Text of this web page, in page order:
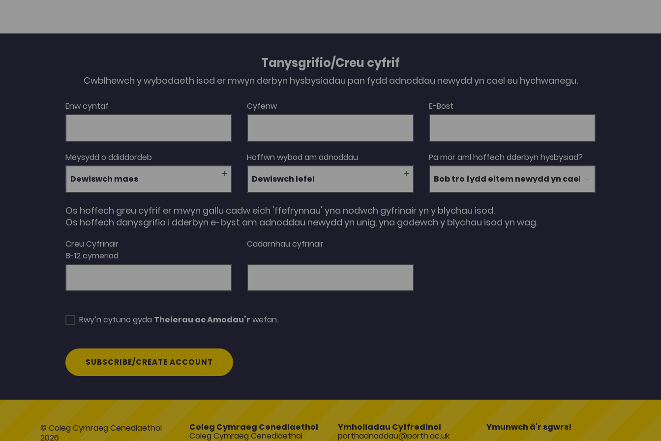
Tanysgrifio/Creu cyfrif
Cwblhewch y wybodaeth isod er mwyn derbyn hysbysiadau pan fydd adnoddau newydd yn cael eu hychwanegu.
Enw cyntaf Cyfenw E-Bost
Meysydd o ddiddordeb
Dewiswch maes
Hoffwn wybod am adnoddau
Dewiswch lefel
Pa mor aml hoffech dderbyn hysbysiad?
Os hoffech greu cyfrif er mwyn gallu cadw eich 'ffefrynnau' yna nodwch gyfrinair yn y blychau isod.
Os hoffech danysgrifio i dderbyn e-byst am adnoddau newydd yn unig, yna gadewch y blychau isod yn wag.
Creu Cyfrinair
8-12 cymeriad
Cadarnhau cyfrinair
Rwy’n cytuno gyda Thelerau ac Amodau’r wefan.
SUBSCRIBE/CREATE ACCOUNT
© Coleg Cymraeg Cenedlaethol
2026
Coleg Cymraeg Cenedlaethol
Coleg Cymraeg Cenedlaethol
Ymholiadau Cyffredinol
porthadnoddau@porth.ac.uk
Ymunwch â'r sgwrs!